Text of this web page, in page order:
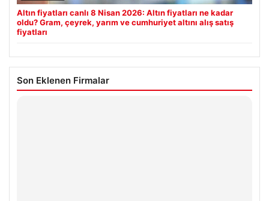
Altın fiyatları canlı 8 Nisan 2026: Altın fiyatları ne kadar
oldu? Gram, çeyrek, yarım ve cumhuriyet altını alış satış
fiyatları
Son Eklenen Firmalar